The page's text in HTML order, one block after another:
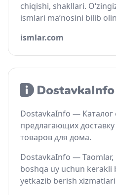
chiqishi, shakllari.
ismlari ma’nosini bilib
ismlar.com
DostavkaInfo — Каталог
предлагающих
товаров для дома.
DostavkaInfo —
boshqa uy uchun kerakli
yetkazib berish